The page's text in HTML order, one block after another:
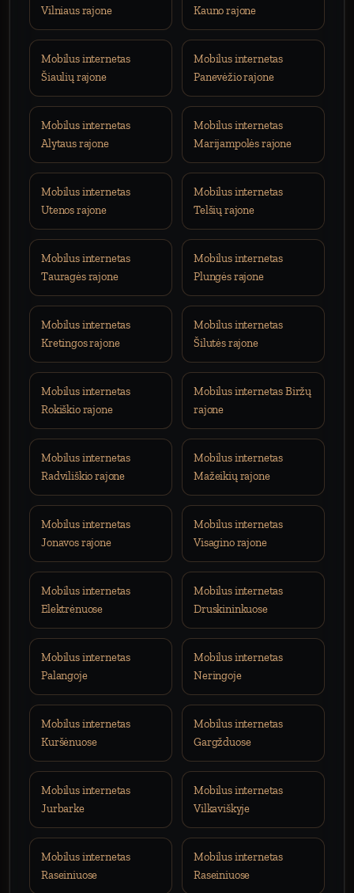
Vilniaus rajone
Kauno rajone
Mobilus internetas
Šiaulių rajone
Mobilus internetas
Panevėžio rajone
Mobilus internetas
Alytaus rajone
Mobilus internetas
Marijampolės rajone
Mobilus internetas
Utenos rajone
Mobilus internetas
Telšių rajone
Mobilus internetas
Tauragės rajone
Mobilus internetas
Plungės rajone
Mobilus internetas
Kretingos rajone
Mobilus internetas
Šilutės rajone
Mobilus internetas
Rokiškio rajone
Mobilus internetas Biržų
rajone
Mobilus internetas
Radviliškio rajone
Mobilus internetas
Mažeikių rajone
Mobilus internetas
Jonavos rajone
Mobilus internetas
Visagino rajone
Mobilus internetas
Elektrėnuose
Mobilus internetas
Druskininkuose
Mobilus internetas
Palangoje
Mobilus internetas
Neringoje
Mobilus internetas
Kuršėnuose
Mobilus internetas
Gargžduose
Mobilus internetas
Jurbarke
Mobilus internetas
Vilkaviškyje
Mobilus internetas
Raseiniuose
Mobilus internetas
Raseiniuose